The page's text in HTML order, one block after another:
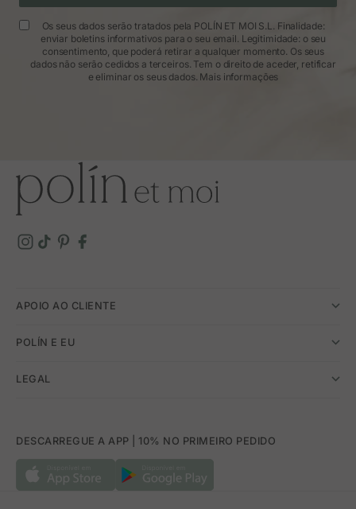
Os seus dados serão tratados pela POLÍN ET MOI S.L. Finalidade:
enviar boletins informativos para o seu email. Legitimidade: o seu
consentimento, que poderá retirar a qualquer momento. Os seus
dados não serão cedidos a terceiros. Tem o direito de aceder, retificar
e eliminar os seus dados. Mais informações
APOIO AO CLIENTE
POLÍN E EU
LEGAL
DESCARREGUE A APP | 10% NO PRIMEIRO PEDIDO